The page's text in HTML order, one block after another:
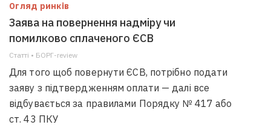
Огляд ринків
Заява на повернення надміру чи
помилково сплаченого ЄСВ
Статті • БОРГ-review
Для того щоб повернути ЄСВ, потрібно подати
заяву з підтвердженням оплати — далі все
відбувається за правилами Порядку № 417 або
ст. 43 ПКУ